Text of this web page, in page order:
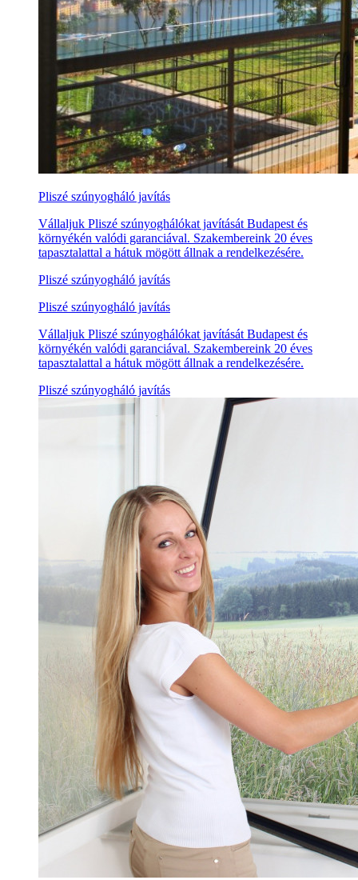
Pliszé szúnyogháló javítás
Vállaljuk Pliszé szúnyoghálókat javítását Budapest és
környékén valódi garanciával. Szakembereink 20 éves
tapasztalattal a hátuk mögött állnak a rendelkezésére.
Pliszé szúnyogháló javítás
Pliszé szúnyogháló javítás
Vállaljuk Pliszé szúnyoghálókat javítását Budapest és
környékén valódi garanciával. Szakembereink 20 éves
tapasztalattal a hátuk mögött állnak a rendelkezésére.
Pliszé szúnyogháló javítás